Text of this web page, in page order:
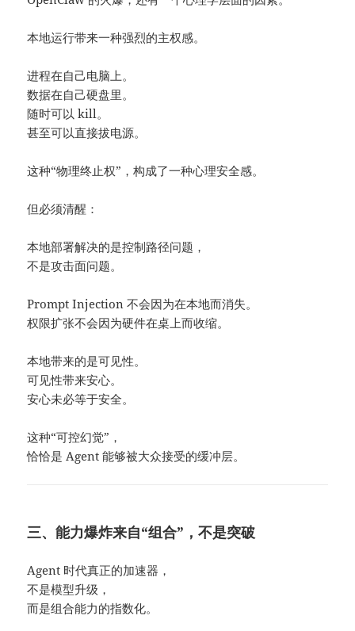
本地运行带来一种强烈的主权感。
进程在自己电脑上。
数据在自己硬盘里。
随时可以 kill。
甚至可以直接拔电源。
这种“物理终止权”，构成了一种心理安全感。
但必须清醒：
本地部署解决的是控制路径问题，
不是攻击面问题。
Prompt Injection 不会因为在本地而消失。
权限扩张不会因为硬件在桌上而收缩。
本地带来的是可见性。
可见性带来安心。
安心未必等于安全。
这种“可控幻觉”，
恰恰是 Agent 能够被大众接受的缓冲层。
三、能力爆炸来自“组合”，不是突破
Agent 时代真正的加速器，
不是模型升级，
而是组合能力的指数化。